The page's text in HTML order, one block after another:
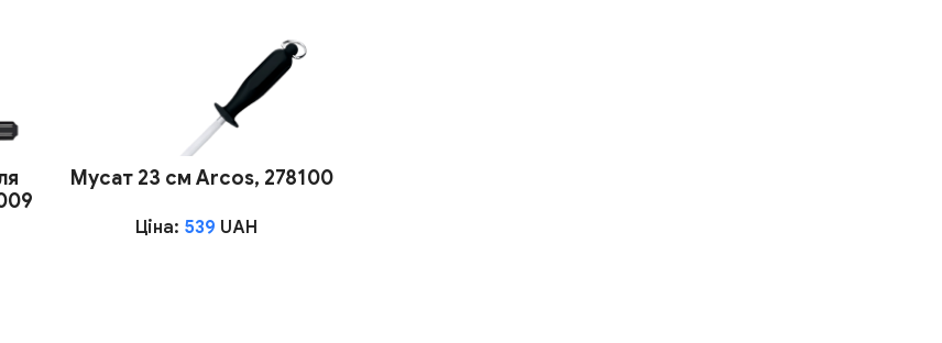
Мусат 23 см Arcos, 278100
Ціна: 539 UAH